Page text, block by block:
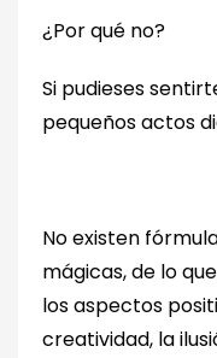
¿Por qué no?
Si pudieses
pequeños actos
No existen
mágicas, de lo
los aspectos
creatividad, la